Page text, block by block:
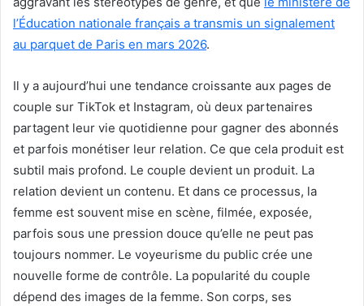
l’Éducation nationale français a transmis un signalement
au parquet de Paris en mars 2026.
Il y a aujourd’hui une tendance croissante aux pages de
couple sur TikTok et Instagram, où deux partenaires
partagent leur vie quotidienne pour gagner des abonnés
et parfois monétiser leur relation. Ce que cela produit est
subtil mais profond. Le couple devient un produit. La
relation devient un contenu. Et dans ce processus, la
femme est souvent mise en scène, filmée, exposée,
parfois sous une pression douce qu’elle ne peut pas
toujours nommer. Le voyeurisme du public crée une
nouvelle forme de contrôle. La popularité du couple
dépend des images de la femme. Son corps, ses